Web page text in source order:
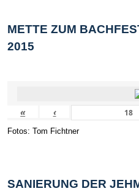
METTE ZUM
2015
« ‹
Fotos: Tom Fichtner
SANIERUNG DER